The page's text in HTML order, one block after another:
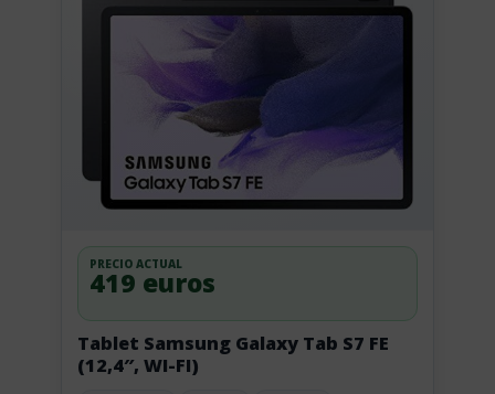
Tablet Samsung Galaxy Tab S7 FE
(12,4″, WI-FI)
PRECIO ACTUAL
419 euros